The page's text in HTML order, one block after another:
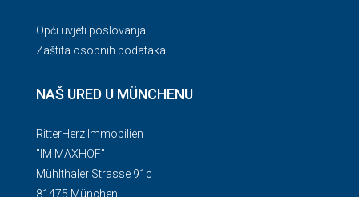
Opći uvjeti poslovanja
Zaštita osobnih podataka
NAŠ URED U MÜNCHENU
RitterHerz Immobilien
"IM MAXHOF"
Mühlthaler Strasse 91c
81475 München